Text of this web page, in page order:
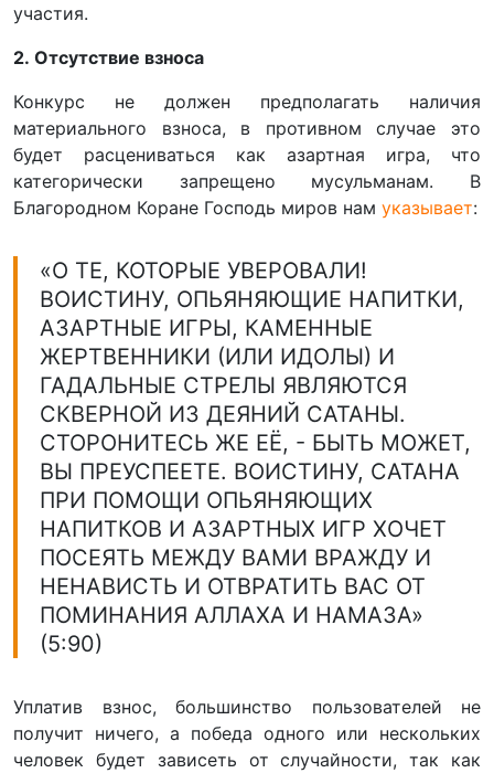
участия.
2. Отсутствие взноса
Конкурс не должен предполагать наличия
материального взноса, в противном случае это
будет расцениваться как азартная игра, что
категорически запрещено мусульманам. В
Благородном Коране Господь миров нам указывает:
«О ТЕ, КОТОРЫЕ УВЕРОВАЛИ!
ВОИСТИНУ, ОПЬЯНЯЮЩИЕ НАПИТКИ,
АЗАРТНЫЕ ИГРЫ, КАМЕННЫЕ
ЖЕРТВЕННИКИ (ИЛИ ИДОЛЫ) И
ГАДАЛЬНЫЕ СТРЕЛЫ ЯВЛЯЮТСЯ
СКВЕРНОЙ ИЗ ДЕЯНИЙ САТАНЫ.
СТОРОНИТЕСЬ ЖЕ ЕЁ, - БЫТЬ МОЖЕТ,
ВЫ ПРЕУСПЕЕТЕ. ВОИСТИНУ, САТАНА
ПРИ ПОМОЩИ ОПЬЯНЯЮЩИХ
НАПИТКОВ И АЗАРТНЫХ ИГР ХОЧЕТ
ПОСЕЯТЬ МЕЖДУ ВАМИ ВРАЖДУ И
НЕНАВИСТЬ И ОТВРАТИТЬ ВАС ОТ
ПОМИНАНИЯ АЛЛАХА И НАМАЗА»
(5:90)
Уплатив взнос, большинство пользователей не
получит ничего, а победа одного или нескольких
человек будет зависеть от случайности, так как